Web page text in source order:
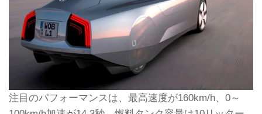
注目のパフォーマンスは、最高速度が160km/h、0～